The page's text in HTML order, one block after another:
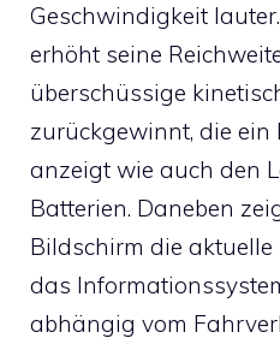
Geschwindigkeit
erhöht seine
überschüssige
zurückgewinnt, die
anzeigt wie auch den
Batterien. Daneben
Bildschirm die aktuelle
das
abhängig vom